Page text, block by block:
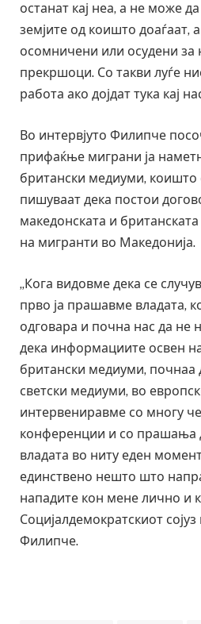
останат кај неа, а не може
земјите од коишто доаѓаат,
осомничени или осудени за
прекршоци. Со такви луѓе
работа ако дојдат тука кај
Во интервјуто Филипче
прифаќње миграни ја
британски медиуми, коишто
пишуваат дека постои
македонската и
на мигранти во Македонија.
„Кога видовме дека се
прво ја прашавме владата,
одговара и почна нас да не
дека информациите освен
британски медиуми, почнаа
светски медиуми, во
интервениравме со многу
конференции и со прашања
владата во ниту еден
единствено нешто што
нападите кон мене лично и
Социјалдемократскиот
Филипче.